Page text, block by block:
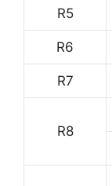
R5
R6
R7
R8